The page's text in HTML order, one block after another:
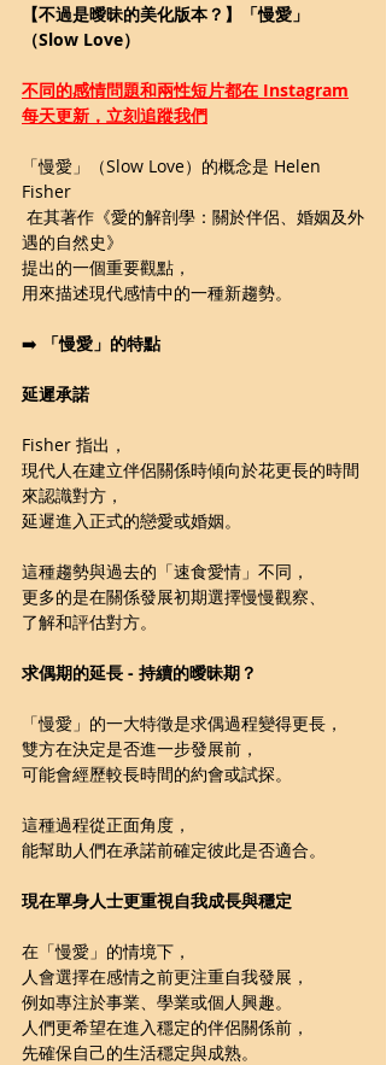
【不過是曖昧的美化版本？】「慢愛」
（Slow Love）
不同的感情問題和兩性短片都在 Instagram
每天更新，立刻追蹤我們
「慢愛」（Slow Love）的概念是 Helen
Fisher
在其著作《愛的解剖學：關於伴侶、婚姻及外
遇的自然史》
提出的一個重要觀點，
用來描述現代感情中的一種新趨勢。
➡️ 「慢愛」的特點
延遲承諾
Fisher 指出，
現代人在建立伴侶關係時傾向於花更長的時間
來認識對方，
延遲進入正式的戀愛或婚姻。
這種趨勢與過去的「速食愛情」不同，
更多的是在關係發展初期選擇慢慢觀察、
了解和評估對方。
求偶期的延長 - 持續的曖昧期？
「慢愛」的一大特徵是求偶過程變得更長，
雙方在決定是否進一步發展前，
可能會經歷較長時間的約會或試探。
這種過程從正面角度，
能幫助人們在承諾前確定彼此是否適合。
現在單身人士更重視自我成長與穩定
在「慢愛」的情境下，
人會選擇在感情之前更注重自我發展，
例如專注於事業、學業或個人興趣。
人們更希望在進入穩定的伴侶關係前，
先確保自己的生活穩定與成熟。